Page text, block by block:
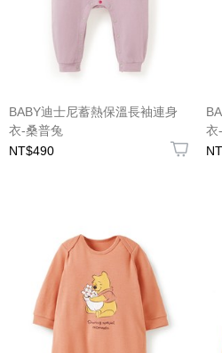
BABY迪士尼蓄熱保溫長袖連身
衣-桑普兔
NT$490
衣